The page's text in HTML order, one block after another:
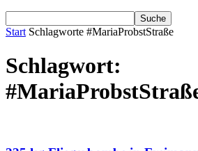
Start Schlagworte #MariaProbstStraße
Schlagwort: